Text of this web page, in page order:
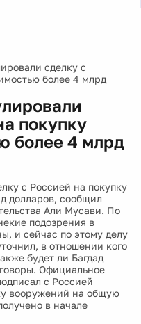
сделку с
более 4 млрд
покупку
более 4 млрд
с Россией на покупку
долларов, сообщил
Али Мусави. По
подозрения в
и сейчас по этому делу
в отношении кого
будет ли Багдад
Официальное
с Россией
вооружений на общую
в начале